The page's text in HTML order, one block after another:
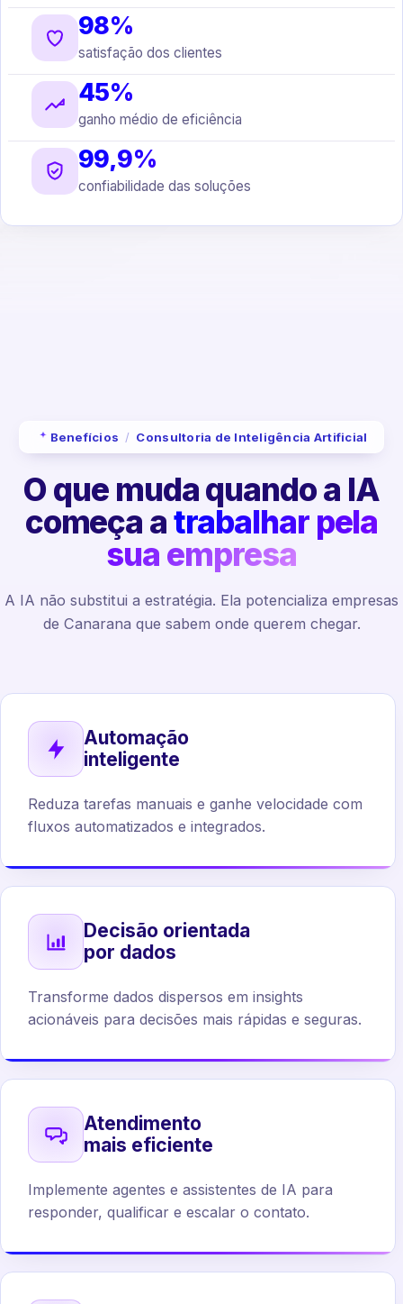
98%
satisfação dos clientes
45%
ganho médio de eficiência
99,9%
confiabilidade das soluções
Benefícios / Consultoria de Inteligência Artificial
O que muda quando a IA
começa atrabalhar pela
sua empresa
A IA não substitui a estratégia. Ela potencializa empresas
de Canarana que sabem onde querem chegar.
Automação
inteligente
Reduza tarefas manuais e ganhe velocidade com
fluxos automatizados e integrados.
Decisão orientada
por dados
Transforme dados dispersos em insights
acionáveis para decisões mais rápidas e seguras.
Atendimento
mais eficiente
Implemente agentes e assistentes de IA para
responder, qualificar e escalar o contato.